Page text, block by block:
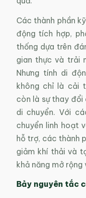
Các thành phần
động tích hợp,
thống dựa trên
gian thực và trải
Nhưng tính di
không chỉ là cải
còn là sự thay
di chuyển. Với
chuyển linh hoạt
hỗ trợ, các thành
giảm khí thải và
khả năng mở
Bảy nguyên tắc